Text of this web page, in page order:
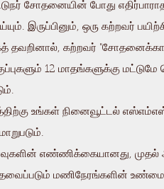
சோதனையின் போது
இருப்பினும், ஒரு கற்றவர்
தவறினால், கற்றவர்
12 மாதங்களுக்கு மட்டுமே
உங்கள் நினைவூட்டல் எஸ்எம்எஸ்
எண்ணிக்கையானது,
தேவைப்படும் மணிநேரங்களின்